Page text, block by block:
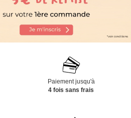
Paiement jusqu'à
4 fois sans frais